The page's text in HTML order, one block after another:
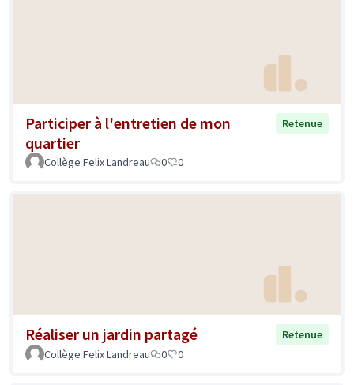
Participer à l'entretien de mon
quartier
Retenue
Collège Felix Landreau 0 0
Réaliser un jardin partagé
Retenue
Collège Felix Landreau
0 0